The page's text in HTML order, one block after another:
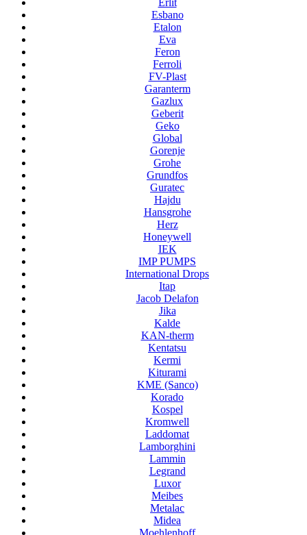
Erlit
Esbano
Etalon
Eva
Feron
Ferroli
FV-Plast
Garanterm
Gazlux
Geberit
Geko
Global
Gorenje
Grohe
Grundfos
Guratec
Hajdu
Hansgrohe
Herz
Honeywell
IEK
IMP PUMPS
International Drops
Itap
Jacob Delafon
Jika
Kalde
KAN-therm
Kentatsu
Kermi
Kiturami
KME (Sanco)
Korado
Kospel
Kromwell
Laddomat
Lamborghini
Lammin
Legrand
Luxor
Meibes
Metalac
Midea